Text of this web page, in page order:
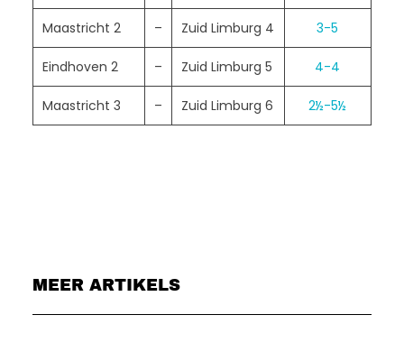
Maastricht 2 – Zuid Limburg 4 3-5
Eindhoven 2 – Zuid Limburg 5 4-4
Maastricht 3 – Zuid Limburg 6 2½-5½
MEER ARTIKELS